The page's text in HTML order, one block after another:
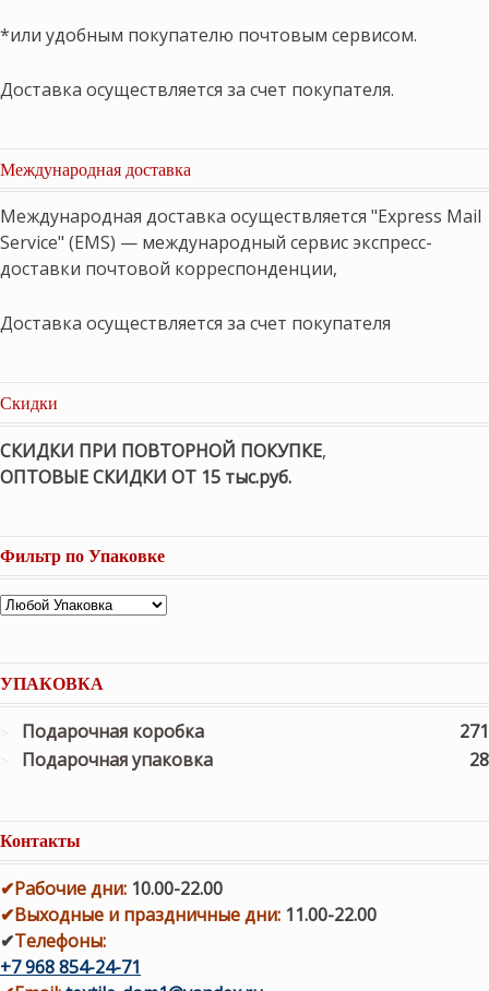
*или удобным покупателю почтовым сервисом.
Доставка осуществляется за счет покупателя.
Международная доставка
Международная доставка осуществляется "Express Mail
Service" (EMS) — международный сервис экспресс-
доставки почтовой корреспонденции,
Доставка осуществляется за счет покупателя
Скидки
СКИДКИ ПРИ ПОВТОРНОЙ ПОКУПКЕ,
ОПТОВЫЕ СКИДКИ ОТ 15 тыс.руб.
Фильтр по Упаковке
УПАКОВКА
Подарочная коробка
271
Подарочная упаковка
28
Контакты
✔Рабочие дни: 10.00-22.00
✔Выходные и праздничные дни: 11.00-22.00
✔Телефоны:
+7 968 854-24-71